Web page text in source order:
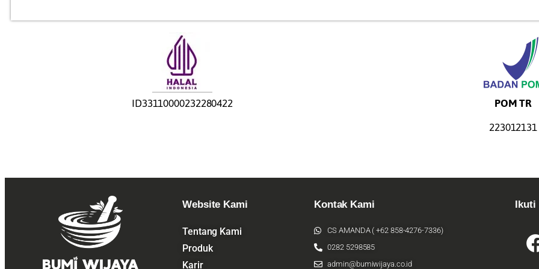
ID33110000232280422
POM TR
223012131
Website Kami
Tentang Kami
Produk
Karir
Kontak Kami
CS AMANDA ( +62 858-4276-7336)
0282 5298585
admin@bumiwijaya.co.id
Ikuti